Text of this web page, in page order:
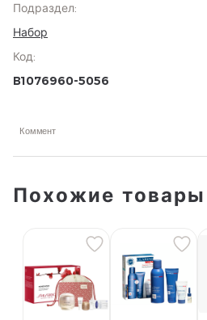
Подраздел:
Набор
Код:
B1076960-5056
Коммент
Похожие товары